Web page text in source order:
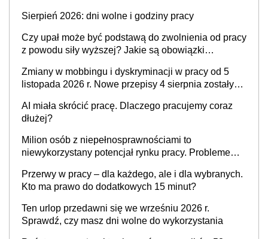
Sierpień 2026: dni wolne i godziny pracy
Czy upał może być podstawą do zwolnienia od pracy
z powodu siły wyższej? Jakie są obowiązki
Zmiany w mobbingu i dyskryminacji w pracy od 5
listopada 2026 r. Nowe przepisy 4 sierpnia zostały
AI miała skrócić pracę. Dlaczego pracujemy coraz
dłużej?
Milion osób z niepełnosprawnościami to
niewykorzystany potencjał rynku pracy. Problemem
refundacji, ale bariery po stronie systemu i
świadomości pracodawców [WYWIAD]
Przerwy w pracy – dla każdego, ale i dla wybranych.
Kto ma prawo do dodatkowych 15 minut?
Ten urlop przedawni się we wrześniu 2026 r.
Sprawdź, czy masz dni wolne do wykorzystania